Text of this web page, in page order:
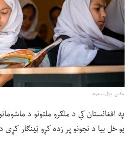
عکس: بلال مستمند
په افغانستان کې د ملګرو ملتونو د
یو ځل بیا د نجونو پر زده کړو ټینګار